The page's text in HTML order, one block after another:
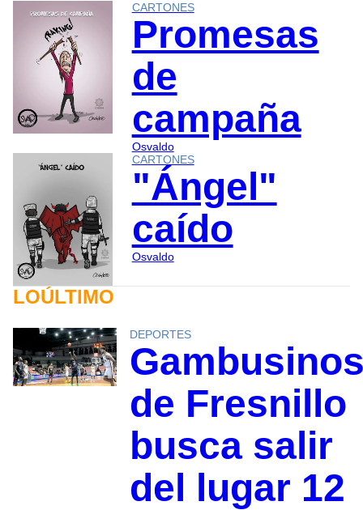
CARTONES
Promesas
de
campaña
Osvaldo
CARTONES
"Ángel"
caído
Osvaldo
LOÚLTIMO
DEPORTES
de Fresnillo
busca salir
del lugar 12